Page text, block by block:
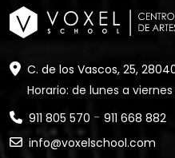
C. de los Vascos, 25,
Horario: de lunes a
911 805 570 - 911 668 882
info@voxelschool.com